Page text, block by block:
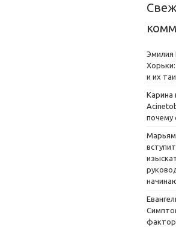
Эмилия
и их
Карина
почему
Марьям